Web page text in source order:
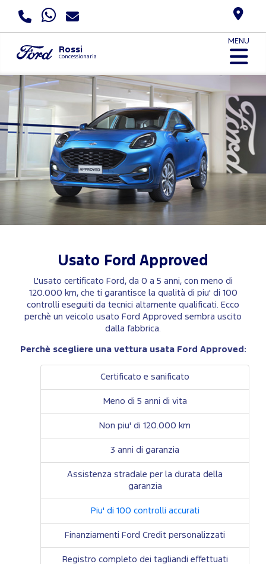
Rossi
Concessionaria
MENU
Usato Ford Approved
L'usato certificato Ford, da 0 a 5 anni, con meno di
120.000 km, che ti garantisce la qualità di piu' di 100
controlli eseguiti da tecnici altamente qualificati. Ecco
perchè un veicolo usato Ford Approved sembra uscito
dalla fabbrica.
Perchè scegliere una vettura usata Ford Approved:
Certificato e sanificato
Meno di 5 anni di vita
Non piu' di 120.000 km
3 anni di garanzia
Assistenza stradale per la durata della
garanzia
Piu' di 100 controlli accurati
Finanziamenti Ford Credit personalizzati
Registro completo dei tagliandi effettuati